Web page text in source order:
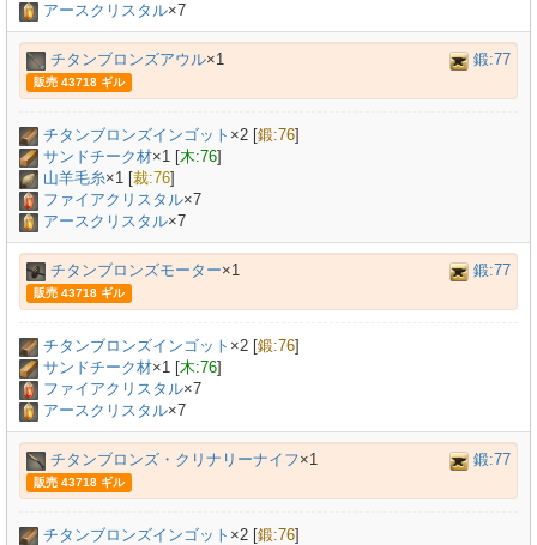
アースクリスタル×7
チタンブロンズアウル×1 鍛:77
販売 43718 ギル
チタンブロンズインゴット ×2 [鍛:76]
サンドチーク材×1 [木:76]
山羊毛糸×1 [裁:76]
ファイアクリスタル×7
アースクリスタル×7
チタンブロンズモーター×1 鍛:77
販売 43718 ギル
チタンブロンズインゴット ×2 [鍛:76]
サンドチーク材×1 [木:76]
ファイアクリスタル×7
アースクリスタル×7
チタンブロンズ・クリナリーナイフ×1 鍛:77
販売 43718 ギル
チタンブロンズインゴット ×2 [鍛:76]